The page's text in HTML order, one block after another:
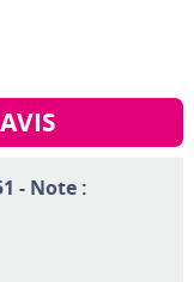
- Note :